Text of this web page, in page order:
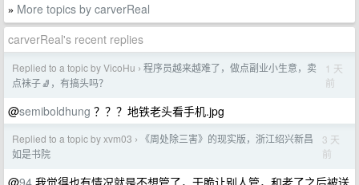
» More topics by carverReal
carverReal's recent replies
Replied to a topic by VicoHu › 程序员越来越难了，做点副业小生意，卖
点袜子🧦，有搞头吗？
1 天
前
@semiboldhung ？？？地铁老头看手机.jpg
Replied to a topic by xvm03 ›
《周处除三害》的现实版，浙江绍兴新昌
如是书院
3 天
前
@94 我觉得也有情况就是不想管了，干脆让别人管，和老了之后被送